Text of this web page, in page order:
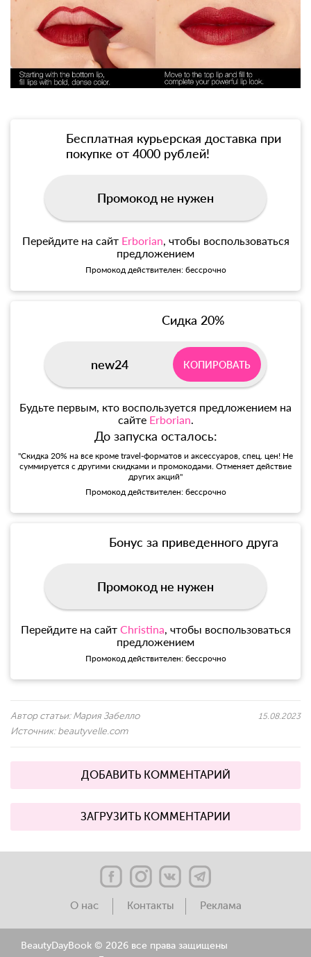
Бесплатная курьерская доставка при
покупке от 4000 рублей!
Промокод не нужен
Перейдите на сайт Erborian, чтобы воспользоваться
предложением
Промокод действителен: бессрочно
Сидка 20%
new24 КОПИРОВАТЬ
Будьте первым, кто воспользуется предложением на
сайте Erborian.
До запуска осталось:
"Скидка 20% на все кроме travel-форматов и аксессуаров, спец. цен! Не
суммируется с другими скидками и промокодами. Отменяет действие
других акций"
Промокод действителен: бессрочно
Бонус за приведенного друга
Промокод не нужен
Перейдите на сайт Christina, чтобы воспользоваться
предложением
Промокод действителен: бессрочно
Автор статьи: Мария Забелло
Источник: beautyvelle.com
15.08.2023
ДОБАВИТЬ КОММЕНТАРИЙ
ЗАГРУЗИТЬ КОММЕНТАРИИ
О нас Контакты Реклама
BeautyDayBook © 2026 все права защищены